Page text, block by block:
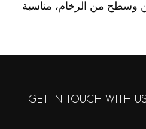
وسطح من الرخام، مناسبة
GET IN TOUCH WITH